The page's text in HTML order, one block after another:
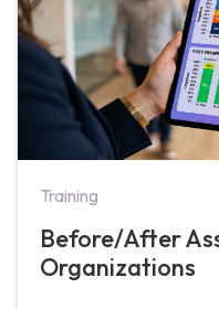
Training
Before/After
Organizations